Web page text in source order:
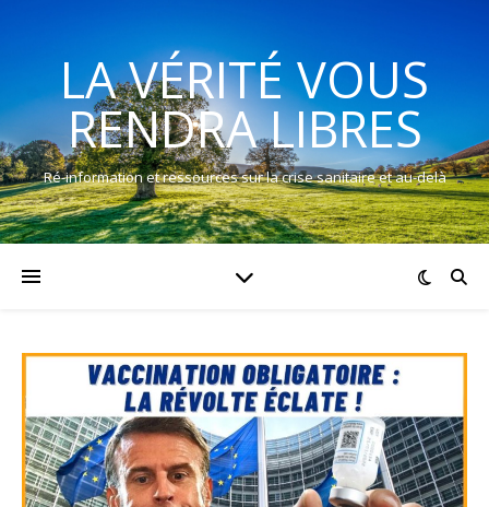
LA VÉRITÉ VOUS
RENDRA LIBRES
Ré-information et ressources sur la crise sanitaire et au-delà